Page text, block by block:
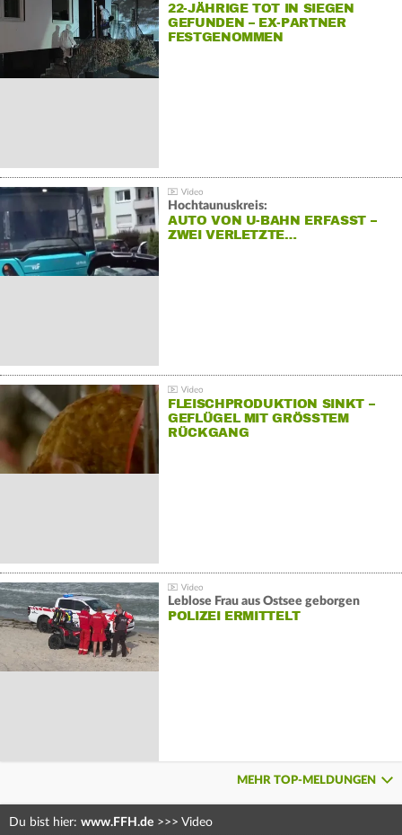
22-JÄHRIGE TOT IN SIEGEN
GEFUNDEN – EX-PARTNER
FESTGENOMMEN
Hochtaunuskreis:
AUTO VON U-BAHN ERFASST –
ZWEI VERLETZTE…
FLEISCHPRODUKTION SINKT –
GEFLÜGEL MIT GRÖSSTEM R
ÜCKGANG
Leblose Frau aus Ostsee geborgen
POLIZEI ERMITTELT
MEHR TOP-MELDUNGEN
Du bist hier: www.FFH.de >>> Video